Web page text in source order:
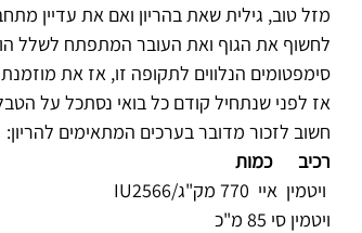
מזל טוב, גילית שאת בהריון ואם את עדיין
לחשוף את הגוף ואת העובר המתפתח לשלל
סימפטומים הנלווים לתקופה זו, אז את
אז לפני שנתחיל קודם כל בואי נסתכל על
חשוב לזכור מדובר בערכים המתאימים להריון:
רכיב      כמות
ויטמין סי 85 מ"כ